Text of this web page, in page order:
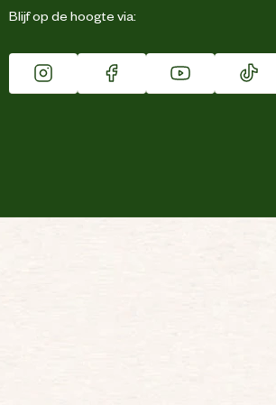
Blijf op de hoogte via: